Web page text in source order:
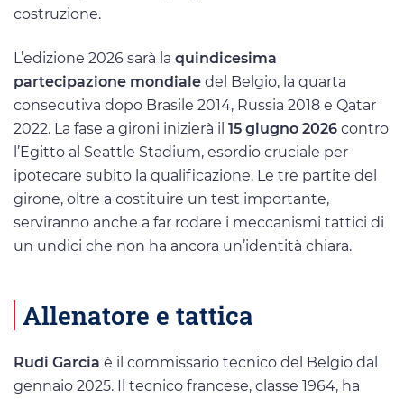
costruzione.
L’edizione 2026 sarà la quindicesima
partecipazione mondiale del Belgio, la quarta
consecutiva dopo Brasile 2014, Russia 2018 e Qatar
2022. La fase a gironi inizierà il 15 giugno 2026 contro
l’Egitto al Seattle Stadium, esordio cruciale per
ipotecare subito la qualificazione. Le tre partite del
girone, oltre a costituire un test importante,
serviranno anche a far rodare i meccanismi tattici di
un undici che non ha ancora un’identità chiara.
Allenatore e tattica
Rudi Garcia è il commissario tecnico del Belgio dal
gennaio 2025. Il tecnico francese, classe 1964, ha